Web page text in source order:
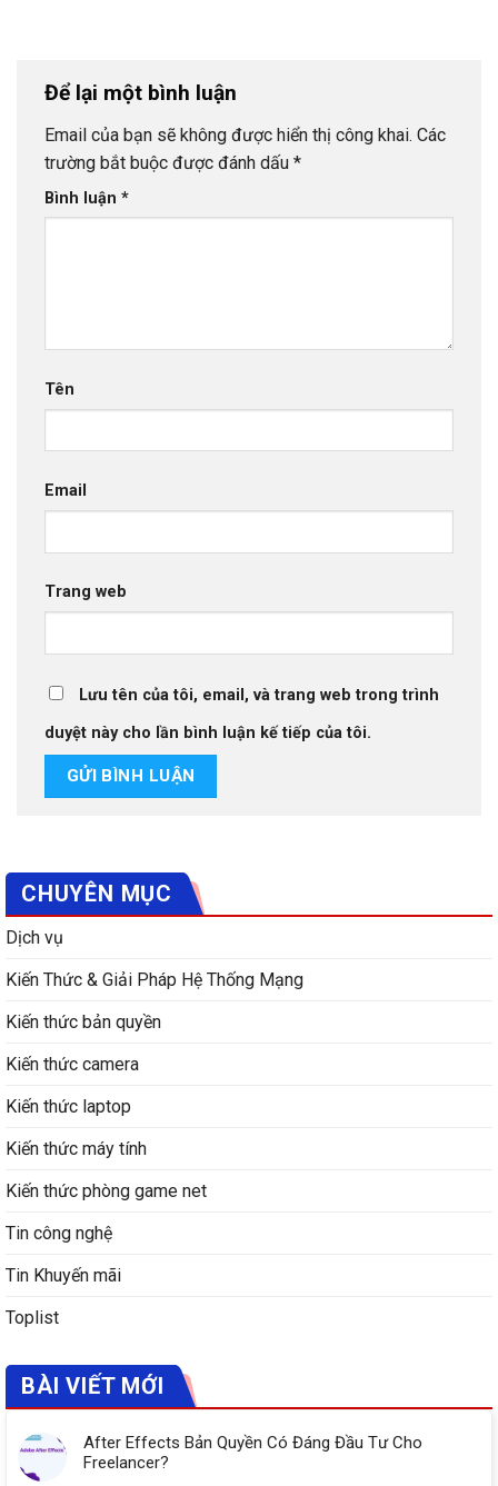
Để lại một bình luận
Email của bạn sẽ không được hiển thị công khai. Các
trường bắt buộc được đánh dấu *
Bình luận *
Tên
Email
Trang web
Lưu tên của tôi, email, và trang web trong trình
duyệt này cho lần bình luận kế tiếp của tôi.
CHUYÊN MỤC
Dịch vụ
Kiến Thức & Giải Pháp Hệ Thống Mạng
Kiến thức bản quyền
Kiến thức camera
Kiến thức laptop
Kiến thức máy tính
Kiến thức phòng game net
Tin công nghệ
Tin Khuyến mãi
Toplist
BÀI VIẾT MỚI
After Effects Bản Quyền Có Đáng Đầu Tư Cho
Freelancer?